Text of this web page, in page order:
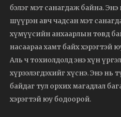
бэлэг мэт санагдаж байна.
шүүрэн авч чадсан мэт
хүмүүсийн анхаарлын төвд
насаараа хамт байх хэрэгтэй
Аль ч тохиолдолд энэ хүн
хүрээлэгдэхийг хүснэ. Энэ нь
байдаг тул орхих магадлал
хэрэгтэй юу бодоорой.